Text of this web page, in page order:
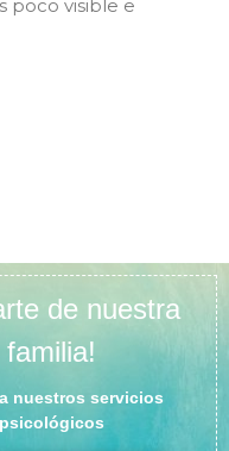
poco visible e
un sin fin de